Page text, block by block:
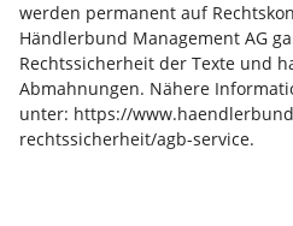
werden permanent auf
Händlerbund Management AG
Rechtssicherheit der Texte und
Abmahnungen. Nähere
unter: https://
rechtssicherheit/agb-service.